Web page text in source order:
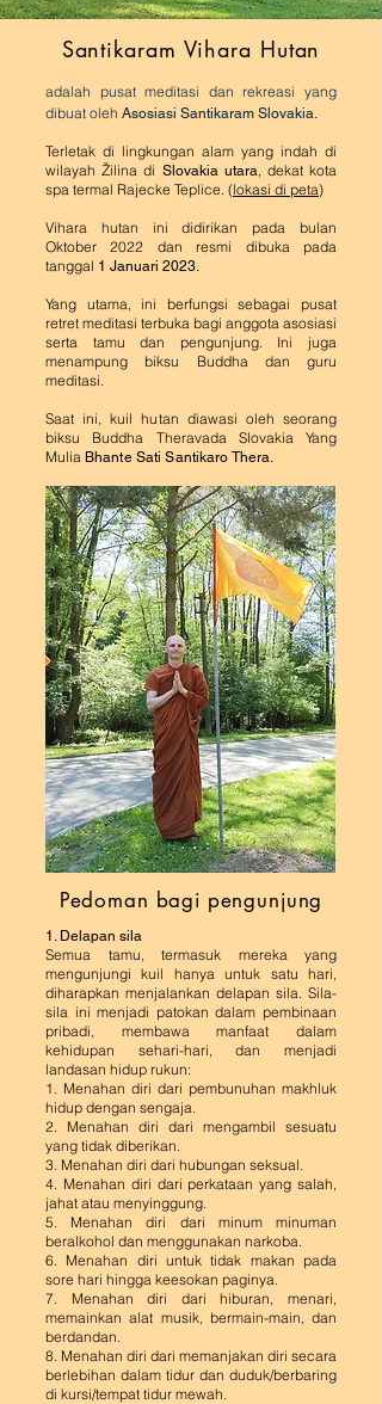
Santikaram Vihara Hutan
adalah pusat meditasi dan rekreasi yang
dibuat oleh Asosiasi Santikaram Slovakia.
Terletak di lingkungan alam yang indah di
wilayah Žilina di Slovakia utara, dekat kota
spa termal Rajecke Teplice. (lokasi di peta)
​Vihara hutan ini didirikan pada bulan
Oktober 2022 dan resmi dibuka pada
tanggal 1 Januari 2023.
Yang utama, ini berfungsi sebagai pusat
retret meditasi terbuka bagi anggota asosiasi
serta tamu dan pengunjung. Ini juga
menampung biksu Buddha dan guru
meditasi.
Saat ini, kuil hutan diawasi oleh seorang
biksu Buddha Theravada Slovakia Yang
Mulia Bhante Sati Santikaro Thera.
Pedoman bagi pengunjung
1. Delapan sila
Semua tamu, termasuk mereka yang
mengunjungi kuil hanya untuk satu hari,
diharapkan menjalankan delapan sila. Sila-
sila ini menjadi patokan dalam pembinaan
pribadi, membawa manfaat dalam
kehidupan sehari-hari, dan menjadi
landasan hidup rukun:
1. Menahan diri dari pembunuhan makhluk
hidup dengan sengaja.
2. Menahan diri dari mengambil sesuatu
yang tidak diberikan.
3. Menahan diri dari hubungan seksual.
4. Menahan diri dari perkataan yang salah,
jahat atau menyinggung.
5. Menahan diri dari minum minuman
beralkohol dan menggunakan narkoba.
6. Menahan diri untuk tidak makan pada
sore hari hingga keesokan paginya.
7. Menahan diri dari hiburan, menari,
memainkan alat musik, bermain-main, dan
berdandan.
8. Menahan diri dari memanjakan diri secara
berlebihan dalam tidur dan duduk/berbaring
di kursi/tempat tidur mewah.